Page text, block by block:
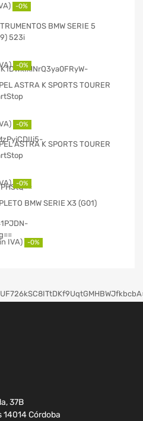
-0%
BMW SERIE 5
523i
-0%
ASTRA K SPORTS TOURER
-0%
ASTRA K SPORTS TOURER
-0%
BMW SERIE X3 (G01)
-0%
37B
14014 Córdoba